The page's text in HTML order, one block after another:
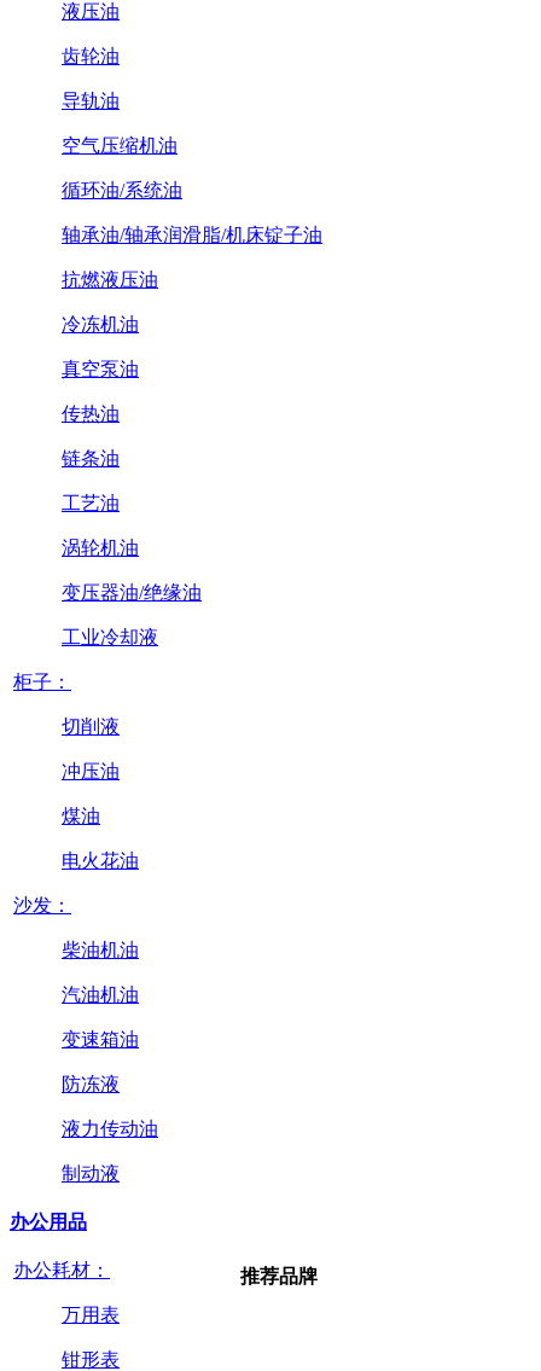
液压油
齿轮油
导轨油
空气压缩机油
循环油/系统油
轴承油/轴承润滑脂/机床锭子油
抗燃液压油
冷冻机油
真空泵油
传热油
链条油
工艺油
涡轮机油
变压器油/绝缘油
工业冷却液
柜子：
切削液
冲压油
煤油
电火花油
沙发：
柴油机油
汽油机油
变速箱油
防冻液
液力传动油
制动液
办公用品
办公耗材：
万用表
钳形表
推荐品牌